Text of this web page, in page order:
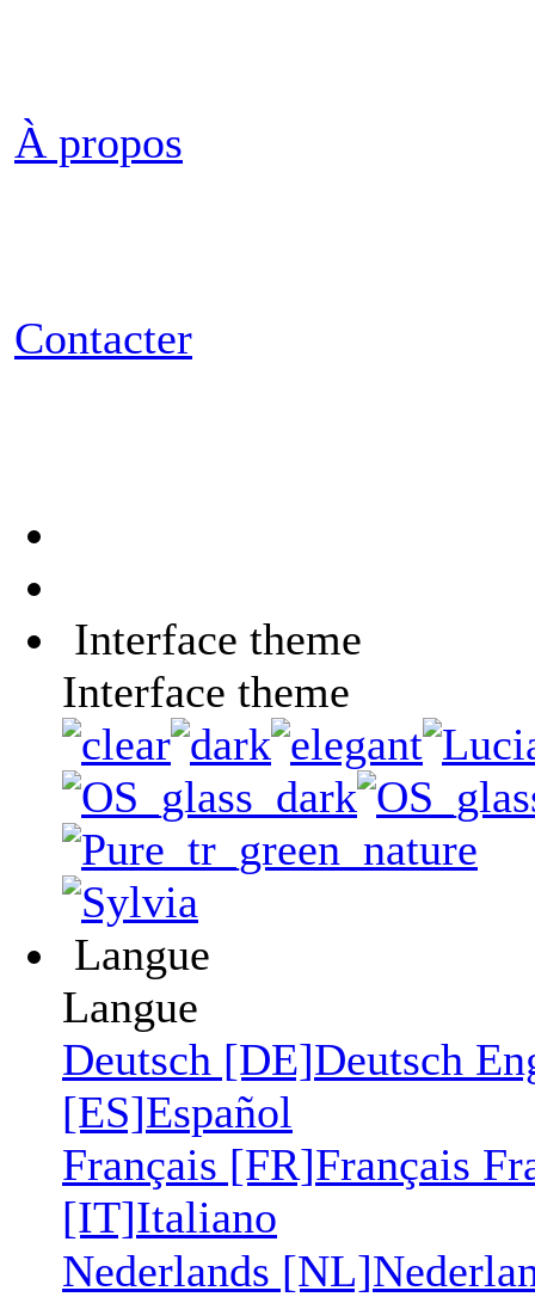
À propos
Contacter
Interface theme
Interface theme
Langue
Langue
Deutsch [DE]Deutsch
[ES]Español
Français [FR]Français
[IT]Italiano
Nederlands [NL]